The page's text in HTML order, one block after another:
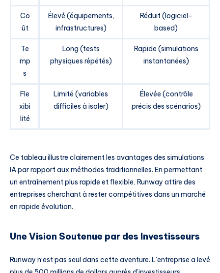
Co
ût
Élevé (équipements,
infrastructures)
Réduit (logiciel-
based)
Te
mp
s
Long (tests
physiques répétés)
Rapide (simulations
instantanées)
Fle
xibi
lité
Limité (variables
difficiles à isoler)
Élevée (contrôle
précis des scénarios)
Ce tableau illustre clairement les avantages des simulations
IA par rapport aux méthodes traditionnelles. En permettant
un entraînement plus rapide et flexible, Runway attire des
entreprises cherchant à rester compétitives dans un marché
en rapide évolution.
Une Vision Soutenue par des Investisseurs
Runway n’est pas seul dans cette aventure. L’entreprise a levé